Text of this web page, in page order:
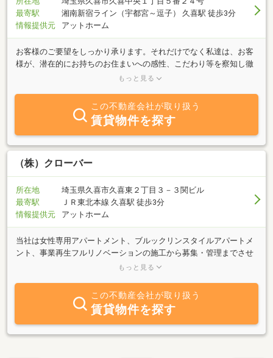
最寄駅
湘南新宿ライン（宇都宮～逗子） 久喜駅 徒歩3分
情報提供元
アットホーム
お客様のご要望をしっかり承ります。それだけでなく私達は、お客
様が、潜在的にお持ちのお住まいへの感性、こだわり等を察知し徹
底的に多数調査を致します。たとえば、さわやかな風が吹き渡る
日が眺められる家あるいは懐かしい街中の一角にある部屋、等など
エトセトラです。そして、ご満足いただける結果を目標に一丸とな
って仕事をして参ります。
もっと見る
この不動産会社が取り扱う
賃貸物件を探す
（株）クローバー
所在地
埼玉県久喜市久喜東２丁目３－３関ビル
最寄駅
ＪＲ東北本線 久喜駅 徒歩3分
情報提供元
アットホーム
当社は女性専用アパートメント、ブルックリンスタイルアパートメ
ント、事業再生フルリノベーションの施工から募集・管理までさせ
て頂く会社です。オートロックの共用玄関、防犯カメラで防犯面の
アパートメントデザインを採用。建物が街の景観に貢献し入居者が
快適に安全に、そして喜びを持って暮らせる、時代を経ても色褪せ
ることなく街の財産となる真の資産価値の高い集合住宅をご提案い
たします。お気軽にお問い合わせください。スタッフ一同お待ちし
ております。
もっと見る
この不動産会社が取り扱う
賃貸物件を探す